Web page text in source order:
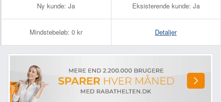
Ny kunde: Ja Eksisterende kunde: Ja
Mindstebeløb: 0 kr Detaljer